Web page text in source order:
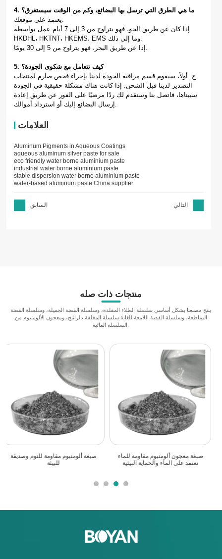
4. ما هي الطرق التي ترسل بها البضائع، وكم من الوقت سيستغرق؟
إذا كان عن طريق الجو، فهو يتراوح من 3 إلى 7 أيام عمل بواسطة
5. كيف تتعامل مع شكوى الجودة؟
ج: أولاً، سيقوم قسم مراقبة الجودة لدينا بإجراء فحص صارم لمنتجات
التصدير لدينا قبل الشحن. إذا كانت هناك مشكلة حقيقية في الجودة
سببناها، فاتصل بنا وسنقدم لك ردًا مرضيًا على الفور عن طريق إعادة
العلامات
Aluminum Pigments in Aqueous Coatings
aqueous aluminum silver paste for sale
eco friendly water borne aluminium paste
industrial water borne aluminium paste
stable dispersion water borne aluminium paste
water-based aluminum paste China supplier
السابق التالي
منتجات ذات صله
ينتج مصنعنا بشكل أساسي سلسلة الطلاء المقلدة، وسلسلة الفضة الجميلة، وسلسلة الفضة
الساطعة، وسلسلة الفضة اللامعة للغاية سلسلة المغلفة بالراتنج، ومعجون الألومنيوم من
مورد معجون ألومنيوم مائي صديق للبيئة
معجون ألومنيوم ثابت للتخزين مع إطلاق
غاز منخفض